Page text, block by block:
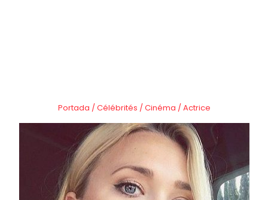
Portada /Célébrités /Cinéma /Actrice